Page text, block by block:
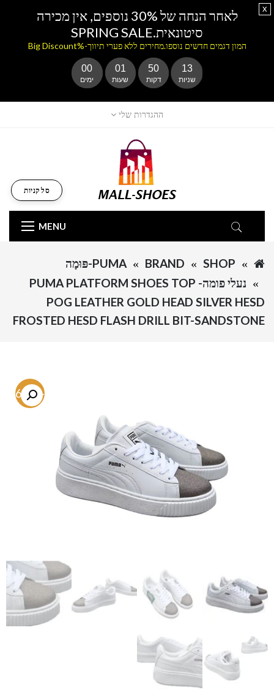
ההגדרות שלי
MENU
סל קניות
SHOP
BRAND
PUMA-פּוּמָה
נעלי פומה- PUMA PLATFORM SHOES TOP
POG LEATHER GOLD HEAD SILVER HESD
FROSTED HESD FLASH DRILL BIT-SANDSTONE
-46.8%
לאחר הנחה של 30% נוספים, אין מכירה
סיטונאית.SPRING SALE
המון דגמים חדשים נוספו.מחירים ללא פערי תיווך-%Big Discount
00
ימים
01
שעות
50
דקות
13
שניות
x